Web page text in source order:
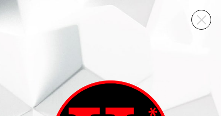
ВИННЫЙ СКЛАД